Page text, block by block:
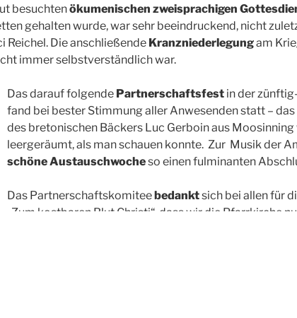
besuchtenökumenischen zweisprachigen
gehalten wurde, war sehr beeindruckend, nicht
Reichel. Die anschließende Kranzniederlegungam
immer selbstverständlich war.
Das darauf folgende Partnerschaftsfest in der
fand bei bester Stimmung aller Anwesenden statt –
des bretonischen Bäckers Luc Gerboin aus
leergeräumt, als man schauen konnte. Zur Musik der
schöne Austauschwocheso einen fulminanten
Das Partnerschaftskomitee bedanktsich bei allen für
„Zum kostbaren Blut Christi“, dass wir die Pfarrkirche